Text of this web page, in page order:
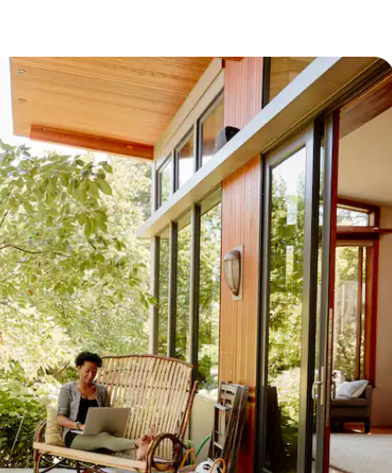
vers le bas pour les parcourir ou en appuyant et en faisant glisser.